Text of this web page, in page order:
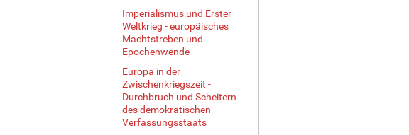
Imperialismus und Erster
Weltkrieg - europäisches
Machtstreben und
Epochenwende
Europa in der
Zwischenkriegszeit -
Durchbruch und Scheitern
des demokratischen
Verfassungsstaats